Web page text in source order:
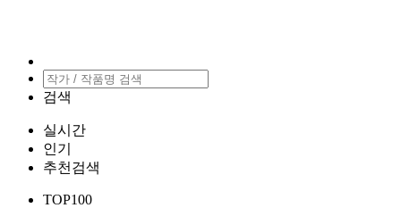
검색
실시간
인기
추천검색
TOP100